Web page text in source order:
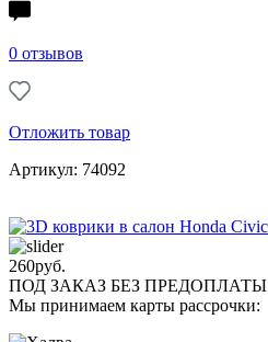
0 отзывов
Отложить товар
Артикул: 74092
260руб.
ПОД ЗАКАЗ БЕЗ ПРЕДОПЛАТЫ
Мы принимаем карты рассрочки: